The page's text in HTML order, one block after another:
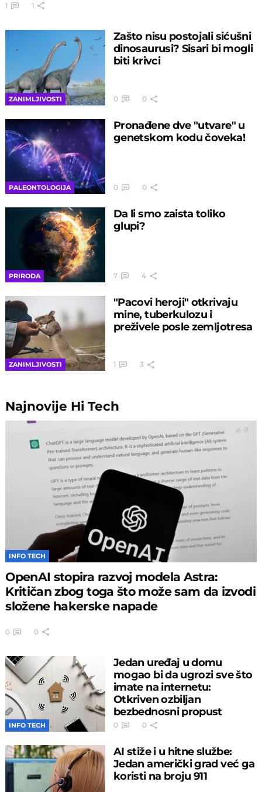
1 1
ZANIMLJIVOSTI
Zašto nisu postojali sićušni
dinosaurusi? Sisari bi mogli
biti krivci
0 0
PALEONTOLOGIJA
Pronađene dve "utvare" u
genetskom kodu čoveka!
0 0
PRIRODA
Da li smo zaista toliko
glupi?
7 4
ZANIMLJIVOSTI
"Pacovi heroji" otkrivaju
mine, tuberkulozu i
preživele posle zemljotresa
1 3
Najnovije Hi Tech
INFO TECH
OpenAI stopira razvoj modela Astra:
Kritičan zbog toga što može sam da izvodi
složene hakerske napade
0 0
INFO TECH
Jedan uređaj u domu
mogao bi da ugrozi sve što
imate na internetu:
Otkriven ozbiljan
bezbednosni propust
0 0
AI stiže i u hitne službe:
Jedan američki grad već ga
koristi na broju 911